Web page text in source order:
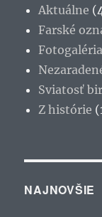
Aktuálne
Farské
Fotogaléria
Sviatosť
Z histórie
NAJNOVŠIE